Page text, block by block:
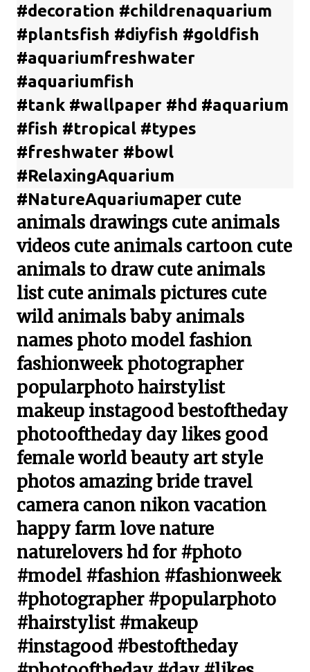
#decoration #childrenaquarium
#plantsfish #diyfish #goldfish
#aquariumfreshwater
#aquariumfish
#tank #wallpaper #hd #aquarium
#fish #tropical #types
#freshwater #bowl
#RelaxingAquarium
#NatureAquariumaper cute
animals drawings cute animals
videos cute animals cartoon cute
animals to draw cute animals
list cute animals pictures cute
wild animals baby animals
names photo model fashion
fashionweek photographer
popularphoto hairstylist
makeup instagood bestoftheday
photooftheday day likes good
female world beauty art style
photos amazing bride travel
camera canon nikon vacation
happy farm love nature
naturelovers hd for #photo
#model #fashion #fashionweek
#photographer #popularphoto
#hairstylist #makeup
#instagood #bestoftheday